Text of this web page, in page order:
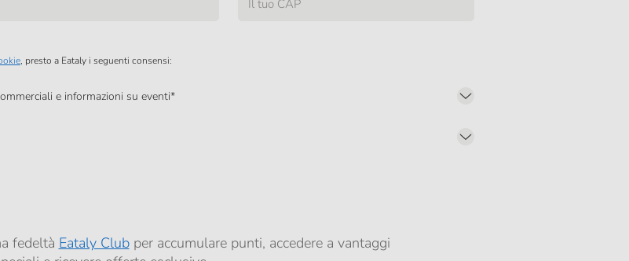
, presto a Eataly i seguenti consensi:
e informazioni su eventi*
fedeltà Eataly Clubper accumulare punti, accedere a vantaggi